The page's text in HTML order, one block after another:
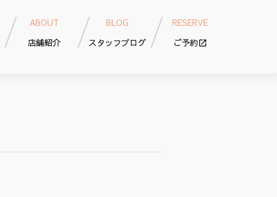
ABOUT
店舗紹介
BLOG
スタッフブログ
RESERVE
ご予約